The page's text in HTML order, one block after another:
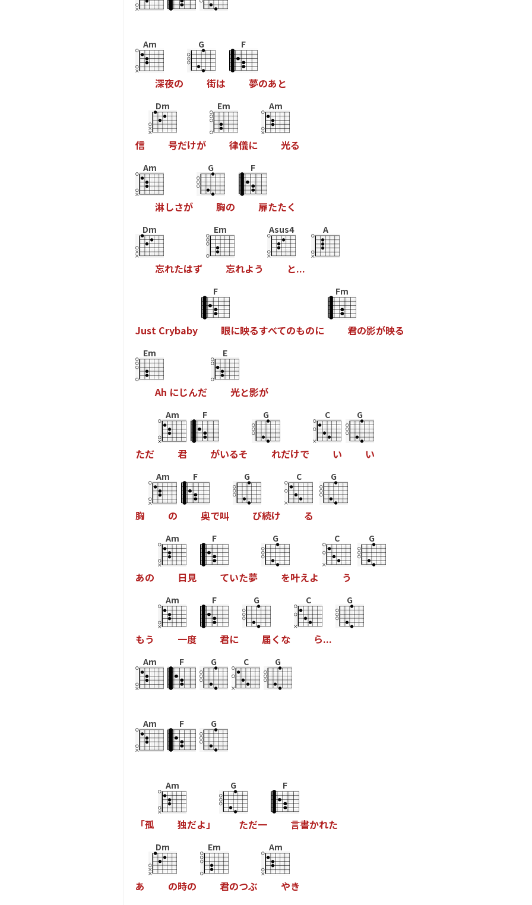
Am
深夜の
G
街は
F
夢のあ と
信
Dm
号だけが
Em
律儀に
Am
光る
Am
淋しさが
G
胸の
F
扉たたく
Dm
忘れたはず
Em
忘れよう
Asus4
と...
A
Just Crybaby
F
眼に映るすべてのものに
Fm
君の影が映る
Em
Ah にじんだ
E
光と影が
ただ
Am
君
F
がいるそ
G
れだけで
C
い
G
い
胸
Am
の
F
奥で叫
G
び続け
C
る
G
あの
Am
日見
F
ていた夢
G
を叶えよ
C
う
G
もう
Am
一度
F
君に
G
届く な
C
ら...
G
Am F G C G
Am F G
「孤
Am
独だよ」
G
ただ一
F
言書かれた
あ
Dm
の時の
Em
君のつぶ
Am
やき